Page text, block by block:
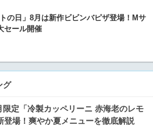
の日」8月は新作ビビンバピザ登場！Mサ
セール開催
グ
定「冷製カッペリーニ 赤海老のレモ
登場！爽やか夏メニューを徹底解説